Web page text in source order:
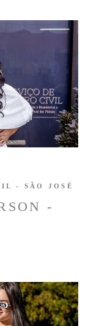
-
- SÃO JOSÉ